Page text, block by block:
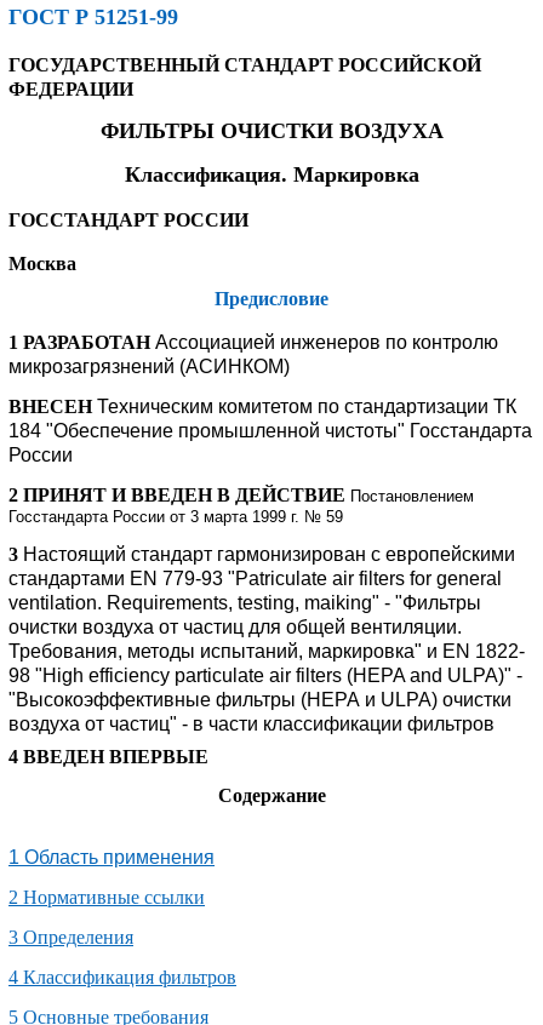
ГОСТ Р 51251-99
ГОСУДАРСТВЕННЫЙ СТАНДАРТ РОССИЙСКОЙ
ФЕДЕРАЦИИ
ФИЛЬТРЫ ОЧИСТКИ ВОЗДУХА
Классификация. Маркировка
ГОССТАНДАРТ РОССИИ
Москва
Предисловие
1 РАЗРАБОТАНАссоциацией инженеров по контролю
микрозагрязнений (АСИНКОМ)
ВНЕСЕНТехническим комитетом по стандартизации ТК
184 "Обеспечение промышленной чистоты" Госстандарта
России
2 ПРИНЯТ И ВВЕДЕН В ДЕЙСТВИЕ Постановлением
Госстандарта России от 3 марта 1999 г. № 59
3 Настоящий стандарт гармонизирован с европейскими
стандартами EN 779-93 "Patriculate air filters for general
ventilation. Requirements, testing, maiking" - "Фильтры
очистки воздуха от частиц для общей вентиляции.
Требования, методы испытаний, маркировка" и EN 1822-
98 "High efficiency particulate air filters (HEPA and ULPA)" -
"Высокоэффективные фильтры (НЕРА и ULPA) очистки
воздуха от частиц" - в части классификации фильтров
4 ВВЕДЕН ВПЕРВЫЕ
Содержание
1 Область применения
2 Нормативные ссылки
3 Определения
4 Классификация фильтров
5 Основные требования